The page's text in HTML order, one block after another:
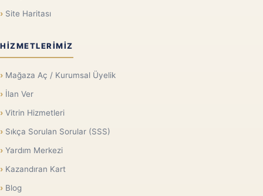
Site Haritası
HIZMETLERIMIZ
Mağaza Aç / Kurumsal Üyelik
İlan Ver
Vitrin Hizmetleri
Sıkça Sorulan Sorular (SSS)
Yardım Merkezi
Kazandıran Kart
Blog